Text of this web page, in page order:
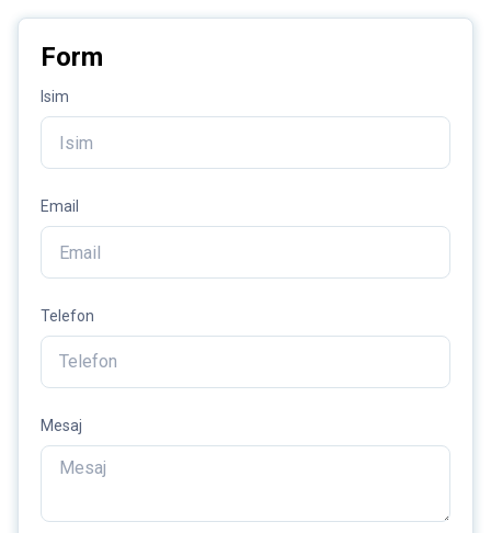
Form
Isim
Email
Telefon
Mesaj